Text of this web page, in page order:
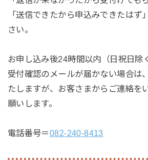
「送信できたから申込みできたはず
さい。
お申し込み後24時間以内（日祝日除
受付確認のメールが届かない場合は
たしますが、お客さまからご連絡を
願いします。
電話番号＝082-240-8413